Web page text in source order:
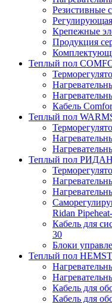
Резистивные
Крепежные
Продукция
Теплый пол
Кабель
Теплый пол
Теплый пол РИДАН
Ridan
Кабель для
30
Блоки
Теплый пол
Кабель для
Кабель для